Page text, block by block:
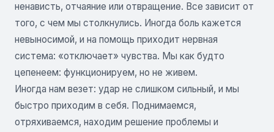
ненависть, отчаяние или отвращение. Все зависит от
того, с чем мы столкнулись. Иногда боль кажется
невыносимой, и на помощь приходит нервная
система: «отключает» чувства. Мы как будто
цепенеем: функционируем, но не живем.
Иногда нам везет: удар не слишком сильный, и мы
быстро приходим в себя. Поднимаемся,
отряхиваемся, находим решение проблемы и